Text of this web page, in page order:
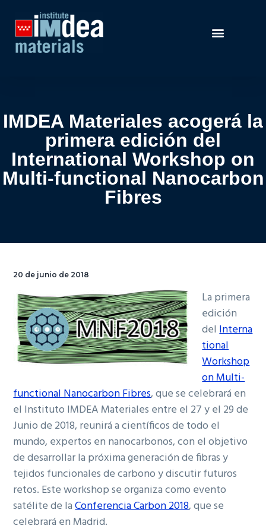
IMDEA Materiales acogerá la
primera edición del
International Workshop on
Multi-functional Nanocarbon
Fibres
20 de junio de 2018
La primera
edición
delInterna
tional
Workshop
on Multi-
functional Nanocarbon Fibres, que se celebrará en
el Instituto IMDEA Materiales entre el 27 y el 29 de
Junio de 2018, reunirá a científicos de todo el
mundo, expertos en nanocarbonos, con el objetivo
de desarrollar la próxima generación de fibras y
tejidos funcionales de carbono y discutir futuros
retos. Este workshop se organiza como evento
satélite de laConferencia Carbon 2018, que se
celebrará en Madrid.